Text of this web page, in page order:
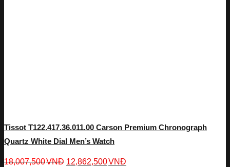
Tissot T122.417.36.011.00 Carson Premium Chronograph
Quartz White Dial Men’s Watch
18,007,500VNĐ 12,862,500VNĐ